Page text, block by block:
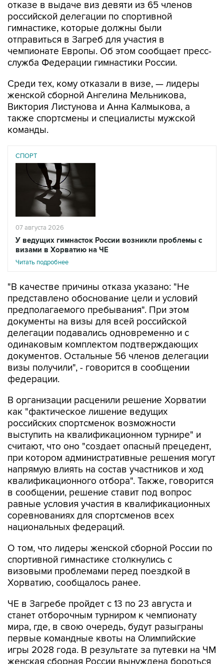
отказе в выдаче виз девяти из 65 членов
российской делегации по спортивной
гимнастике, которые должны были
отправиться в Загреб для участия в
чемпионате Европы. Об этом сообщает пресс-
служба Федерации гимнастики России.
Среди тех, кому отказали в визе, — лидеры
женской сборной Ангелина Мельникова,
Виктория Листунова и Анна Калмыкова, а
также спортсмены и специалисты мужской
команды.
СПОРТ
07 августа 2026
У ведущих гимнасток России возникли проблемы с
визами в Хорватию на ЧЕ
Читать подробнее
"В качестве причины отказа указано: "Не
представлено обоснование цели и условий
предполагаемого пребывания". При этом
документы на визы для всей российской
делегации подавались одновременно и с
одинаковым комплектом подтверждающих
документов. Остальные 56 членов делегации
визы получили", - говорится в сообщении
федерации.
В организации расценили решение Хорватии
как "фактическое лишение ведущих
российских спортсменок возможности
выступить на квалификационном турнире" и
считают, что оно "создает опасный прецедент,
при котором административные решения могут
напрямую влиять на состав участников и ход
квалификационного отбора". Также, говорится
в сообщении, решение ставит под вопрос
равные условия участия в квалификационных
соревнованиях для спортсменов всех
национальных федераций.
О том, что лидеры женской сборной России по
спортивной гимнастике столкнулись с
визовыми проблемами перед поездкой в
Хорватию, сообщалось ранее.
ЧЕ в Загребе пройдет с 13 по 23 августа и
станет отборочным турниром к чемпионату
мира, где, в свою очередь, будут разыграны
первые командные квоты на Олимпийские
игры 2028 года. В результате за путевки на ЧМ
женская сборная России вынуждена бороться